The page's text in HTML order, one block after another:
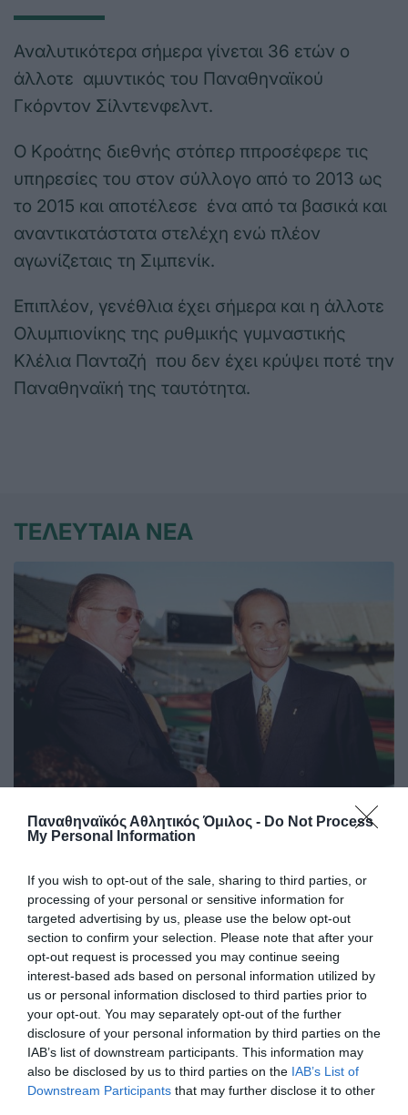
Παναθηναϊκός Αθλητικός Όμιλος - Do Not Process
My Personal Information
If you wish to opt-out of the sale, sharing to third parties, or
processing of your personal or sensitive information for
targeted advertising by us, please use the below opt-out
section to confirm your selection. Please note that after your
opt-out request is processed you may continue seeing
interest-based ads based on personal information utilized by
us or personal information disclosed to third parties prior to
your opt-out. You may separately opt-out of the further
disclosure of your personal information by third parties on the
IAB’s list of downstream participants. This information may
also be disclosed by us to third parties on the IAB’s List of
Downstream Participants that may further disclose it to other
Αναλυτικότερα σήμερα γίνεται 36 ετών ο
άλλοτε αμυντικός του Παναθηναϊκού
Γκόρντον Σίλντενφελντ.
Ο Κροάτης διεθνής στόπερ ππροσέφερε τις
υπηρεσίες του στον σύλλογο από το 2013 ως
το 2015 και αποτέλεσε ένα από τα βασικά και
αναντικατάστατα στελέχη ενώ πλέον
αγωνίζεταις τη Σιμπενίκ.
Επιπλέον, γενέθλια έχει σήμερα και η άλλοτε
Ολυμπιονίκης της ρυθμικής γυμναστικής
Κλέλια Πανταζή που δεν έχει κρύψει ποτέ την
Παναθηναϊκή της ταυτότητα.
ΤΕΛΕΥΤΑΙΑ ΝΕΑ
Τρεις φορές πρώτοι σκόρερ στην
κορυφαία διασυλλογική
διοργάνωση!
Οι θρυλικοί Φέρεντς Πούσκας και Αντώνης Αντωνιάδης
που οδήγησαν τον Panathinaikos στην κορυφαία στιγμή
Ελληνικού Συλλόγου στο εξωτερικό, έχουν ακόμα τα
ονόματα τους ανεξίτηλα στους πρώτους σκόρερ του
Κυπέλλου Πρωταθλητριών και μετέπειτα Τσάμπιονς Λιγκ.
08.08.2026 EΝ ΑΘΗΝΑΙΣ